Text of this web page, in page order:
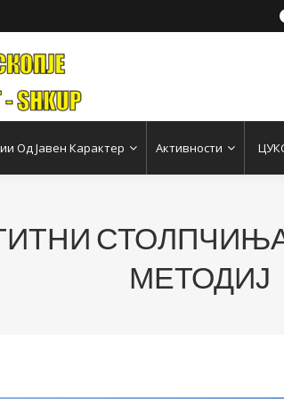
Од Јавен Карактер Активности
МЕТОДИЈ